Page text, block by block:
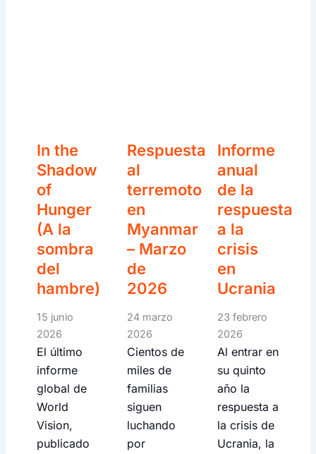
In the
Shadow
of
Hunger
(A la
sombra
del
hambre)
15 junio
2026
El último
informe
global de
World
Vision,
publicado
Respuesta
al
terremoto
en
Myanmar
– Marzo
de
2026
24 marzo
2026
Cientos de
miles de
familias
siguen
luchando
por
Informe
anual
de la
respuesta
a la
crisis
en
Ucrania
23 febrero
2026
Al entrar en
su quinto
año la
respuesta a
la crisis de
Ucrania, la